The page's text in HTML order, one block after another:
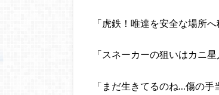
「虎鉄！唯達を安全な場所
「スネーカーの狙いはカニ星
「まだ生きてるのね…傷の手